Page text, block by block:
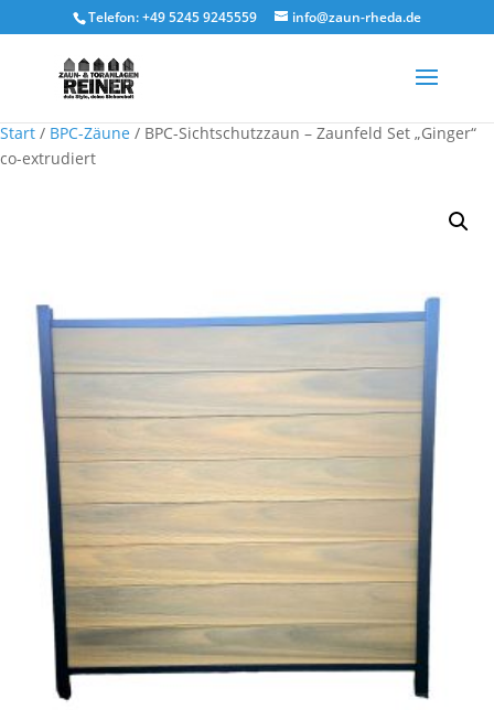
Telefon: +49 5245 9245559 info@zaun-rheda.de
Start / BPC-Zäune / BPC-Sichtschutzzaun – Zaunfeld Set „Ginger“
co-extrudiert